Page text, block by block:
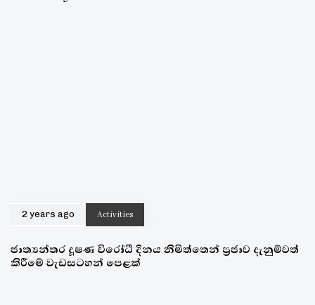
2 years ago Activities
ජාත්‍යන්තර දූෂණ විරෝධී දිනය නිමිත්තෙන් ප්‍රජාව දැනුම්වත්
කිරීමේ වැඩසටහන් පෙළක්